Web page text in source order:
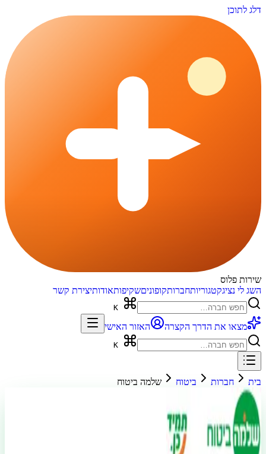
דלג לתוכן
שירות פלוס
השג לי נציגקטגוריותחברותקופוניםשקיפותאודותיצירת קשר
מצאו את הדרך הקצרה האזור האישי
בית חברות ביטוח שלמה ביטוח